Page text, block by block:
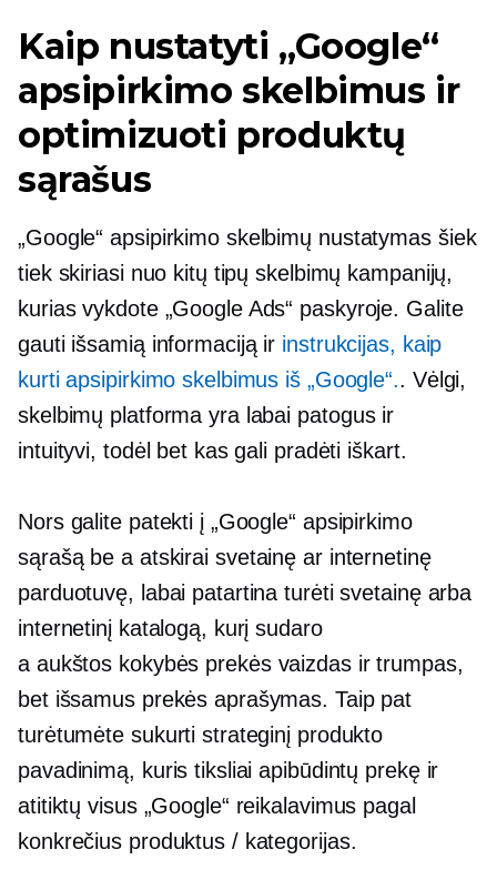
Kaip nustatyti „Google“
apsipirkimo skelbimus ir
optimizuoti produktų
sąrašus
„Google“ apsipirkimo skelbimų nustatymas šiek
tiek skiriasi nuo kitų tipų skelbimų kampanijų,
kurias vykdote „Google Ads“ paskyroje. Galite
gauti išsamią informaciją ir instrukcijas, kaip
kurti apsipirkimo skelbimus iš „Google“.. Vėlgi,
skelbimų platforma yra labai patogusir
intuityvi, todėl bet kas gali pradėti iškart.
Nors galite patekti į „Google“ apsipirkimo
sąrašą be a atskirai svetainę ar internetinę
parduotuvę, labai patartina turėti svetainę arba
internetinį katalogą, kurį sudaro
a aukštos kokybės prekės vaizdas ir trumpas,
bet išsamus prekės aprašymas. Taip pat
turėtumėte sukurti strateginį produkto
pavadinimą, kuris tiksliai apibūdintų prekę ir
atitiktų visus „Google“ reikalavimus pagal
konkrečius produktus / kategorijas.